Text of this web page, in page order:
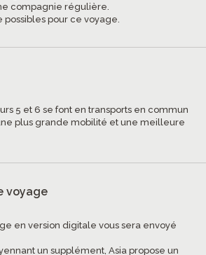
compagnie régulière.
possibles pour ce voyage.
5 et 6 se font en transports en commun
plus grande mobilité et une meilleure
voyage
en version digitale vous sera envoyé
un supplément, Asia propose un